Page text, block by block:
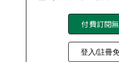
付費訂閱
登入/註冊